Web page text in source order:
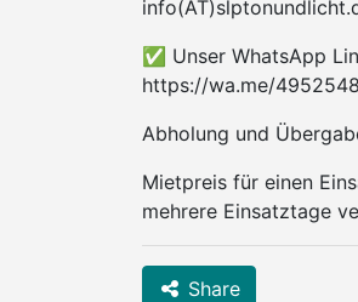
✅ Unser WhatsApp
https://wa.me/
Abholung und
Mietpreis für einen
mehrere Einsatztage
Share